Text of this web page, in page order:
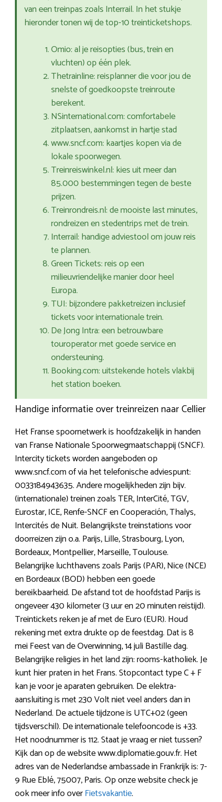
van een treinpas zoals Interrail. In het stukje
hieronder tonen wij de top-10 treinticketshops.
Omio: al je reisopties (bus, trein en
vluchten) op één plek.
Thetrainline: reisplanner die voor jou de
snelste of goedkoopste treinroute
berekent.
NSinternational.com: comfortabele
zitplaatsen, aankomst in hartje stad
www.sncf.com: kaartjes kopen via de
lokale spoorwegen.
Treinreiswinkel.nl: kies uit meer dan
85.000 bestemmingen tegen de beste
prijzen.
Treinrondreis.nl: de mooiste last minutes,
rondreizen en stedentrips met de trein.
Interrail: handige adviestool om jouw reis
te plannen.
Green Tickets: reis op een
milieuvriendelijke manier door heel
Europa.
TUI: bijzondere pakketreizen inclusief
tickets voor internationale trein.
De Jong Intra: een betrouwbare
touroperator met goede service en
ondersteuning.
Booking.com: uitstekende hotels vlakbij
het station boeken.
Handige informatie over treinreizen naar Cellier
Het Franse spoornetwerk is hoofdzakelijk in handen
van Franse Nationale Spoorwegmaatschappij (SNCF).
Intercity tickets worden aangeboden op
www.sncf.com of via het telefonische adviespunt:
0033184943635. Andere mogelijkheden zijn bijv.
(internationale) treinen zoals TER, InterCité, TGV,
Eurostar, ICE, Renfe-SNCF en Cooperación, Thalys,
Intercités de Nuit. Belangrijkste treinstations voor
doorreizen zijn o.a. Parijs, Lille, Strasbourg, Lyon,
Bordeaux, Montpellier, Marseille, Toulouse.
Belangrijke luchthavens zoals Parijs (PAR), Nice (NCE)
en Bordeaux (BOD) hebben een goede
bereikbaarheid. De afstand tot de hoofdstad Parijs is
ongeveer 430 kilometer (3 uur en 20 minuten reistijd).
Treintickets reken je af met de Euro (EUR). Houd
rekening met extra drukte op de feestdag. Dat is 8
mei Feest van de Overwinning, 14 juli Bastille dag.
Belangrijke religies in het land zijn: rooms-katholiek. Je
kunt hier praten in het Frans. Stopcontact type C + F
kan je voor je aparaten gebruiken. De elektra-
aansluiting is met 230 Volt niet veel anders dan in
Nederland. De actuele tijdzone is UTC+02 (geen
tijdsverschil). De internationale telefooncode is +33.
Het noodnummer is 112. Staat je vraag er niet tussen?
Kijk dan op de website www.diplomatie.gouv.fr. Het
adres van de Nederlandse ambassade in Frankrijk is: 7-
9 Rue Eblé, 75007, Paris. Op onze website check je
ook meer info overFietsvakantie.